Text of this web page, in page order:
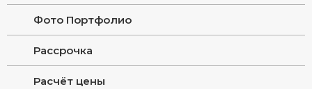
Фото Портфолио
Рассрочка
Расчёт цены